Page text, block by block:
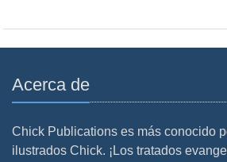
Acerca de
Chick Publications es más conocido
ilustrados Chick. ¡Los tratados